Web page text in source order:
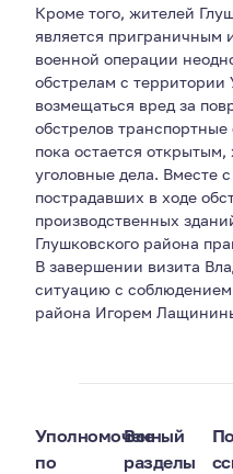
Кроме того, жителей
является приграничным
военной операции
обстрелам с территории
возмещаться вред за
обстрелов
пока остается
уголовные дела. Вместе
пострадавших в ходе
производственных
Глушковского района
В завершении визита
ситуацию с
района Игорем
Уполномоченный
по
Все
разделы